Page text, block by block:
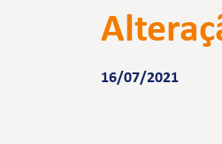
16/07/2021